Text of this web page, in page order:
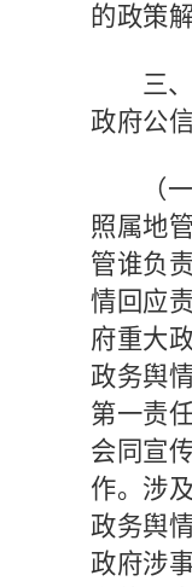
的政策
三
政府公
（
照属地
管谁负
情回应
府重大
政务舆
第一责
会同宣
作。涉
政务舆
政府涉